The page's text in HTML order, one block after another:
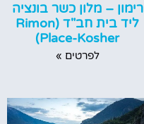
רימון – מלון כשר בונציה
ליד בית חב"ד (Rimon
Place-Kosher)
לפרטים »